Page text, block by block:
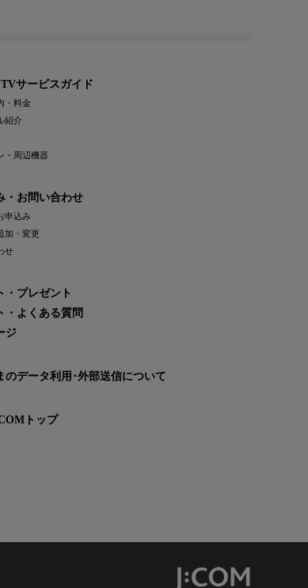
サービスガイド
・料金
紹介
・周辺機器
・お問い合わせ
申込み
加・変更
せ
・プレゼント
・よくある質問
ジ
のデータ利用･外部送信について
トップ